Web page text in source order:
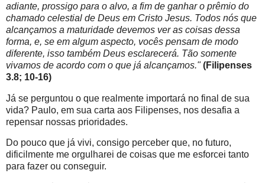
adiante, prossigo para o alvo, a fim de ganhar o prêmio do
chamado celestial de Deus em Cristo Jesus. Todos nós que
alcançamos a maturidade devemos ver as coisas dessa
forma, e, se em algum aspecto, vocês pensam de modo
diferente, isso também Deus esclarecerá. Tão somente
vivamos de acordo com o que já alcançamos." (Filipenses
3.8; 10-16)
Já se perguntou o que realmente importará no final de sua
vida? Paulo, em sua carta aos Filipenses, nos desafia a
repensar nossas prioridades.
Do pouco que já vivi, consigo perceber que, no futuro,
dificilmente me orgulharei de coisas que me esforcei tanto
para fazer ou conseguir.